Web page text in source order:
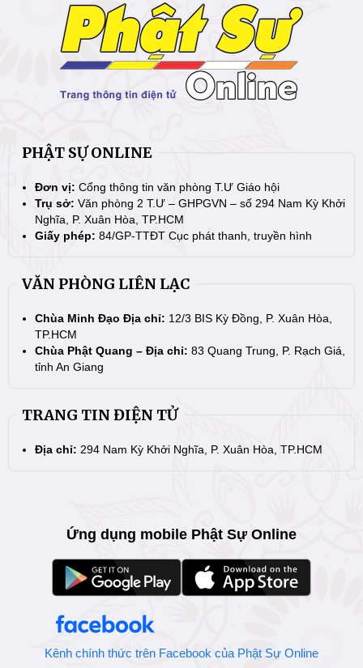
PHẬT SỰ ONLINE
Đơn vị: Cổng thông tin văn phòng T.Ư Giáo hội
Trụ sở: Văn phòng 2 T.Ư – GHPGVN – số 294 Nam Kỳ Khởi
Nghĩa, P. Xuân Hòa, TP.HCM
Giấy phép: 84/GP-TTĐT Cục phát thanh, truyền hình
VĂN PHÒNG LIÊN LẠC
Chùa Minh Đạo Địa chỉ: 12/3 BIS Kỳ Đồng, P. Xuân Hòa,
TP.HCM
Chùa Phật Quang – Địa chỉ: 83 Quang Trung, P. Rạch Giá,
tỉnh An Giang
TRANG TIN ĐIỆN TỬ
Địa chỉ: 294 Nam Kỳ Khởi Nghĩa, P. Xuân Hòa, TP.HCM
Ứng dụng mobile Phật Sự Online
Kênh chính thức trên Facebook của Phật Sự Online